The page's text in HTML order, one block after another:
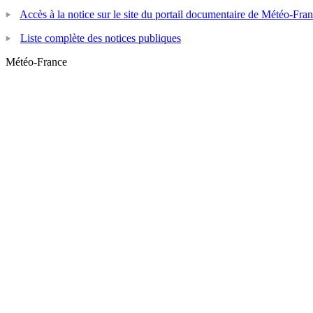
Accès à la notice sur le site du portail documentaire de Météo-
Liste complète des notices publiques
Météo-France